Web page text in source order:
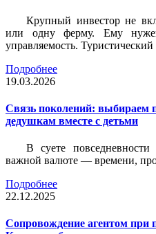
Крупный инвестор не
или одну ферму. Ему
управляемость. Туристический
Подробнее
19.03.2026
Связь поколений: выбираем
дедушкам вместе с детьми
В суете
важной валюте — времени,
Подробнее
22.12.2025
Сопровождение агентом при